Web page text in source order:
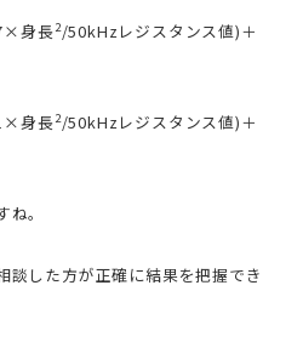
身長2/50kHzレジスタンス値)＋
身長2/50kHzレジスタンス値)＋
。
談した方が正確に結果を把握でき